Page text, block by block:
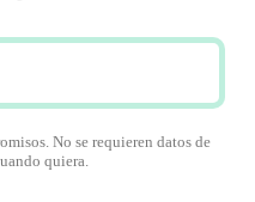
No se requieren datos de
quiera.